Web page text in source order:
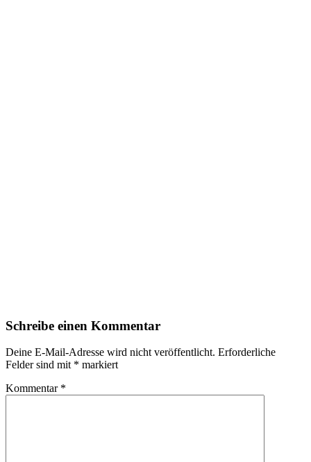
Schreibe einen Kommentar
Deine E-Mail-Adresse wird nicht veröffentlicht. Erforderliche
Felder sind mit * markiert
Kommentar *